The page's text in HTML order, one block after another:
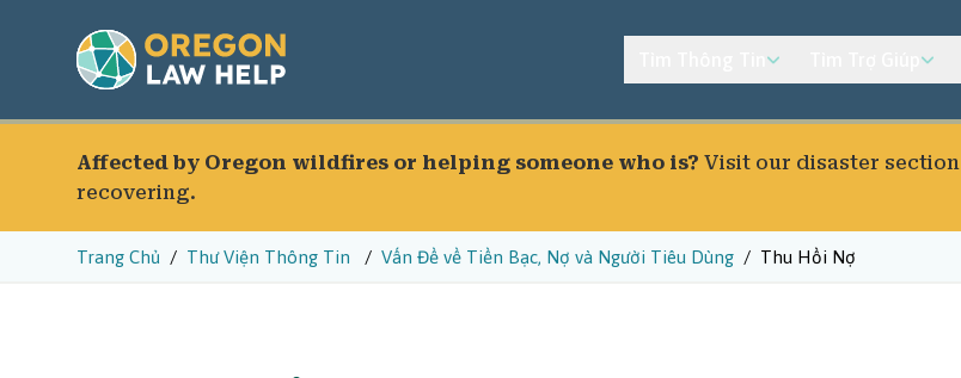
Affected by Oregon wildfires or helping someone who is? Visit our disaster section
recovering.
Trang Chủ Thư Viện Thông Tin Vấn Đề về Tiền Bạc, Nợ và Người Tiêu Dùng Thu Hồi Nợ